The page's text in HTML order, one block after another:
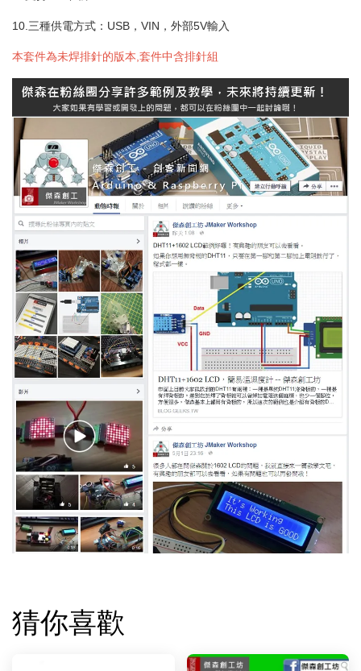
10.三種供電方式：USB，VIN，外部5V輸入
本套件為未焊排針的版本,套件中含排針組
猜你喜歡